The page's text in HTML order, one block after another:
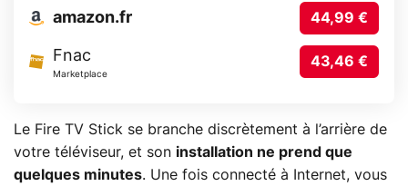
amazon.fr 44,99 €
Fnac
Marketplace
43,46 €
Le Fire TV Stick se branche discrètement à l’arrière de
votre téléviseur, et son installation ne prend que
quelques minutes. Une fois connecté à Internet, vous